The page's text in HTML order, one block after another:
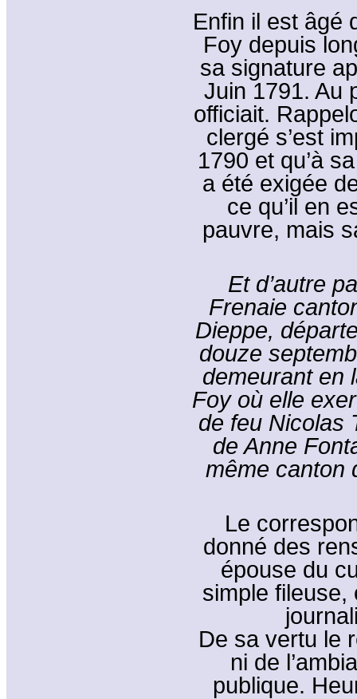
Enfin il est âgé
Foy depuis
sa signature
Juin 1791. Au
officiait.
clergé s’est
1790 et qu’à
a été exigée
ce qu’il en
pauvre, mais
Et d’autre
Frenaie
Dieppe,
douze
demeurant en
Foy où elle
de feu Nicolas
de Anne
même canton
Le
donné des
épouse du
simple fileuse,
De sa vertu le
ni de
publique.